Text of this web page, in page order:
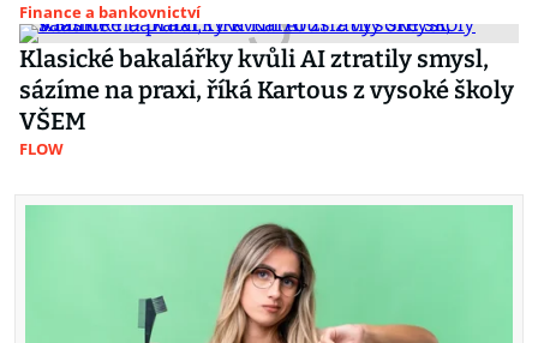
Finance a bankovnictví
Klasické bakalářky kvůli AI ztratily smysl,
sázíme na praxi, říká Kartous z vysoké školy
VŠEM
FLOW